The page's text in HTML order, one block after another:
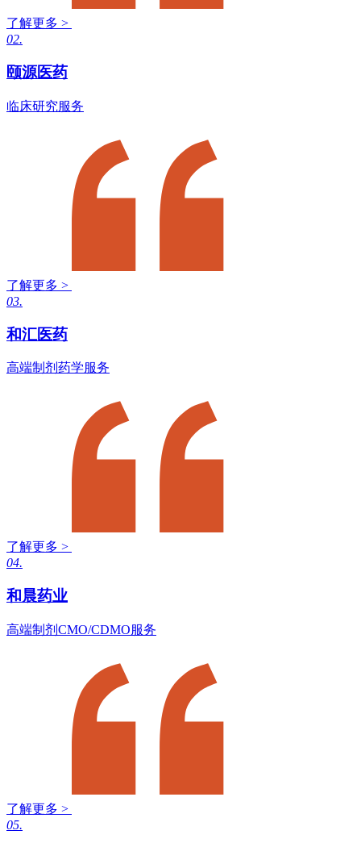
了解更多 >
02.
颐源医药
临床研究服务
了解更多 >
03.
和汇医药
高端制剂药学服务
了解更多 >
04.
和晨药业
高端制剂CMO/CDMO服务
了解更多 >
05.